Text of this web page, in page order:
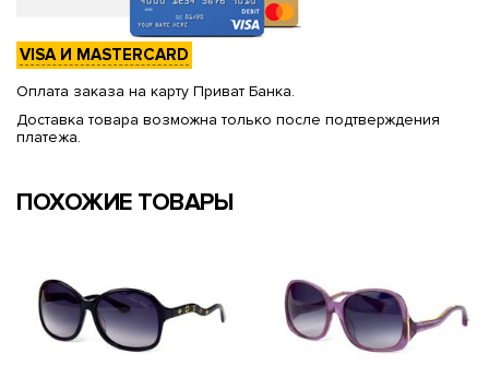
VISA И MASTERCARD
Оплата заказа на карту Приват Банка.
Доставка товара возможна только после подтверждения
платежа.
ПОХОЖИЕ ТОВАРЫ